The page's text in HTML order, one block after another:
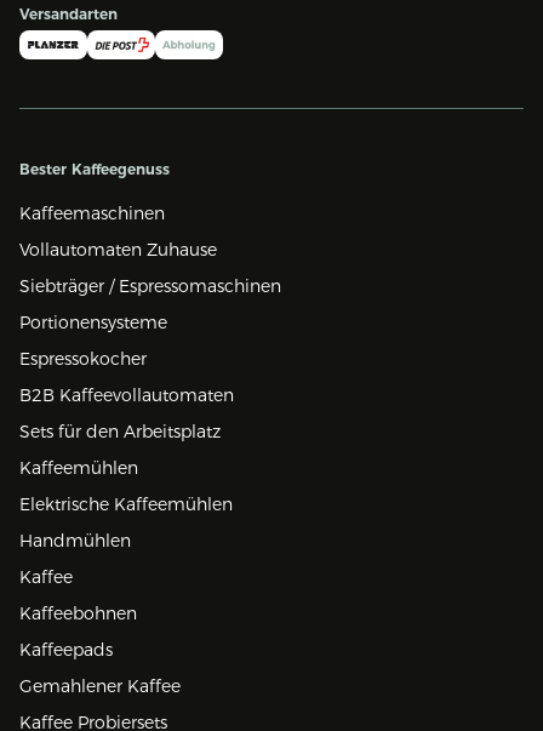
Versandarten
Bester Kaffeegenuss
Kaffeemaschinen
Vollautomaten Zuhause
Siebträger / Espressomaschinen
Portionensysteme
Espressokocher
B2B Kaffeevollautomaten
Sets für den Arbeitsplatz
Kaffeemühlen
Elektrische Kaffeemühlen
Handmühlen
Kaffee
Kaffeebohnen
Kaffeepads
Gemahlener Kaffee
Kaffee Probiersets